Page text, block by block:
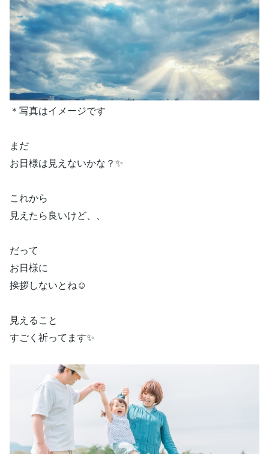
＊写真はイメージです
まだ
お日様は見えないかな？✨
これから
見えたら良いけど、、
だって
お日様に
挨拶しないとね☺️
見えること
すごく祈ってます✨